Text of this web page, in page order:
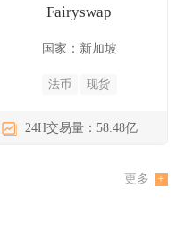
Fairyswap
国家：新加坡
法币 现货
24H交易量：58.48亿
更多